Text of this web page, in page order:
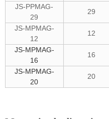
JS-PPMAG-
29
29
JS-MPMAG-
12
12
JS-MPMAG-
16
16
JS-MPMAG-
20
20